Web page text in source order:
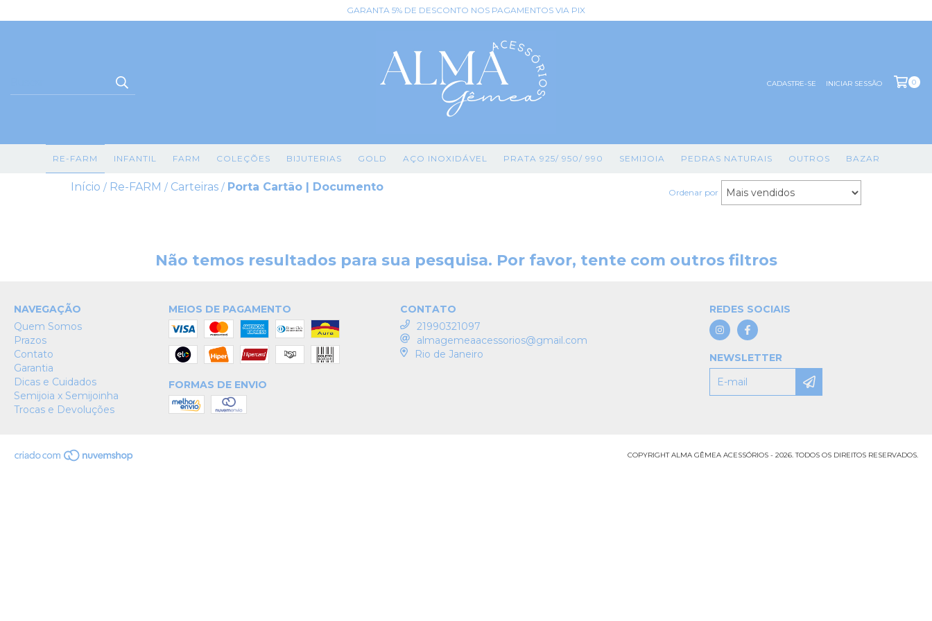
GARANTA 5% DE DESCONTO NOS PAGAMENTOS VIA PIX
CADASTRE-SE INICIAR SESSÃO 0
RE-FARM INFANTIL FARM COLEÇÕES BIJUTERIAS GOLD AÇO INOXIDÁVEL PRATA 925/ 950/ 990 SEMIJOIA PEDRAS NATURAIS OUTROS BAZAR
Início / Re-FARM / Carteiras / Porta Cartão | Documento Ordenar por
Não temos resultados para sua pesquisa. Por favor, tente com outros filtros
NAVEGAÇÃO
Quem Somos
Prazos
Contato
Garantia
Dicas e Cuidados
Semijoia x Semijoinha
Trocas e Devoluções
MEIOS DE PAGAMENTO
FORMAS DE ENVIO
CONTATO
21990321097
almagemeaacessorios@gmail.com
Rio de Janeiro
REDES SOCIAIS
NEWSLETTER
COPYRIGHT ALMA GÊMEA ACESSÓRIOS - 2026. TODOS OS DIREITOS RESERVADOS.